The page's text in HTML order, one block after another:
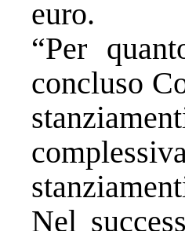
euro.
“Per
concluso
Nel